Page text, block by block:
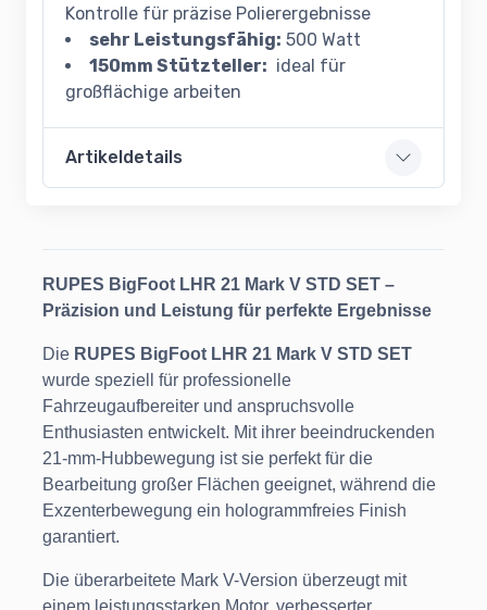
Kontrolle für präzise Polierergebnisse
sehr Leistungsfähig: 500 Watt
150mm Stützteller: ideal für
großflächige arbeiten
Artikeldetails
RUPES BigFoot LHR 21 Mark V STD SET –
Präzision und Leistung für perfekte Ergebnisse
Die RUPES BigFoot LHR 21 Mark V STD SET
wurde speziell für professionelle
Fahrzeugaufbereiter und anspruchsvolle
Enthusiasten entwickelt. Mit ihrer beeindruckenden
21-mm-Hubbewegung ist sie perfekt für die
Bearbeitung großer Flächen geeignet, während die
Exzenterbewegung ein hologrammfreies Finish
garantiert.
Die überarbeitete Mark V-Version überzeugt mit